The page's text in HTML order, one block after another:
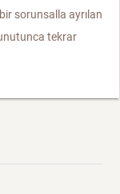
sorunsalla ayrılan
tekrar